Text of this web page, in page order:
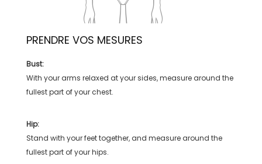
PRENDRE VOS MESURES
Bust:
With your arms relaxed at your sides, measure around the
fullest part of your chest.
Hip:
Stand with your feet together, and measure around the
fullest part of your hips.